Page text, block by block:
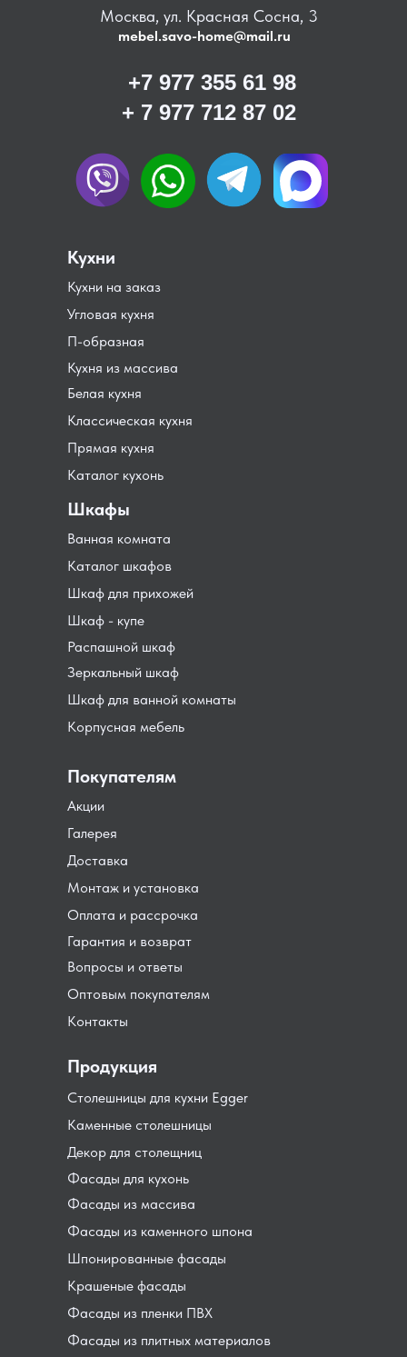
+ 7 977 712 87 02
Москва, ул. Красная Сосна, 3
+7 977 355 61 98
Гарантия и возврат
Монтаж и установка
Доставка
Оплата и рассрочка
Оптовым покупателям
Контакты
Вопросы и ответы
Фасады для кухонь
Каменные столешницы
Столешницы для кухни Egger
Декор для столещниц
Шпонированные фасады
Фасады из массива
Фасады из каменного шпона
Крашеные фасады
Фасады из пленки ПВХ
Фасады из плитных материалов
Распашной шкаф
Шкаф для прихожей
Шкаф - купе
Каталог шкафов
Шкаф для ванной комнаты
Зеркальный шкаф
Корпусная мебель
Ванная комната
Акции
Кухня из массива
Угловая кухня
Кухни на заказ
П-образная
Классическая кухня
Белая кухня
Галерея
Покупателям
Кухни
Шкафы
Продукция
Прямая кухня
Каталог кухонь
mebel.savo-home@mail.ru